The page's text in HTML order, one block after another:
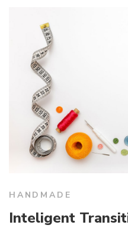
HANDMADE
Inteligent